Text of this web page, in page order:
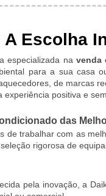
Escolha
especializada na venda
para a sua casa
de marcas
experiência positiva e
das
de trabalhar com as
rigorosa de
pela inovação, a